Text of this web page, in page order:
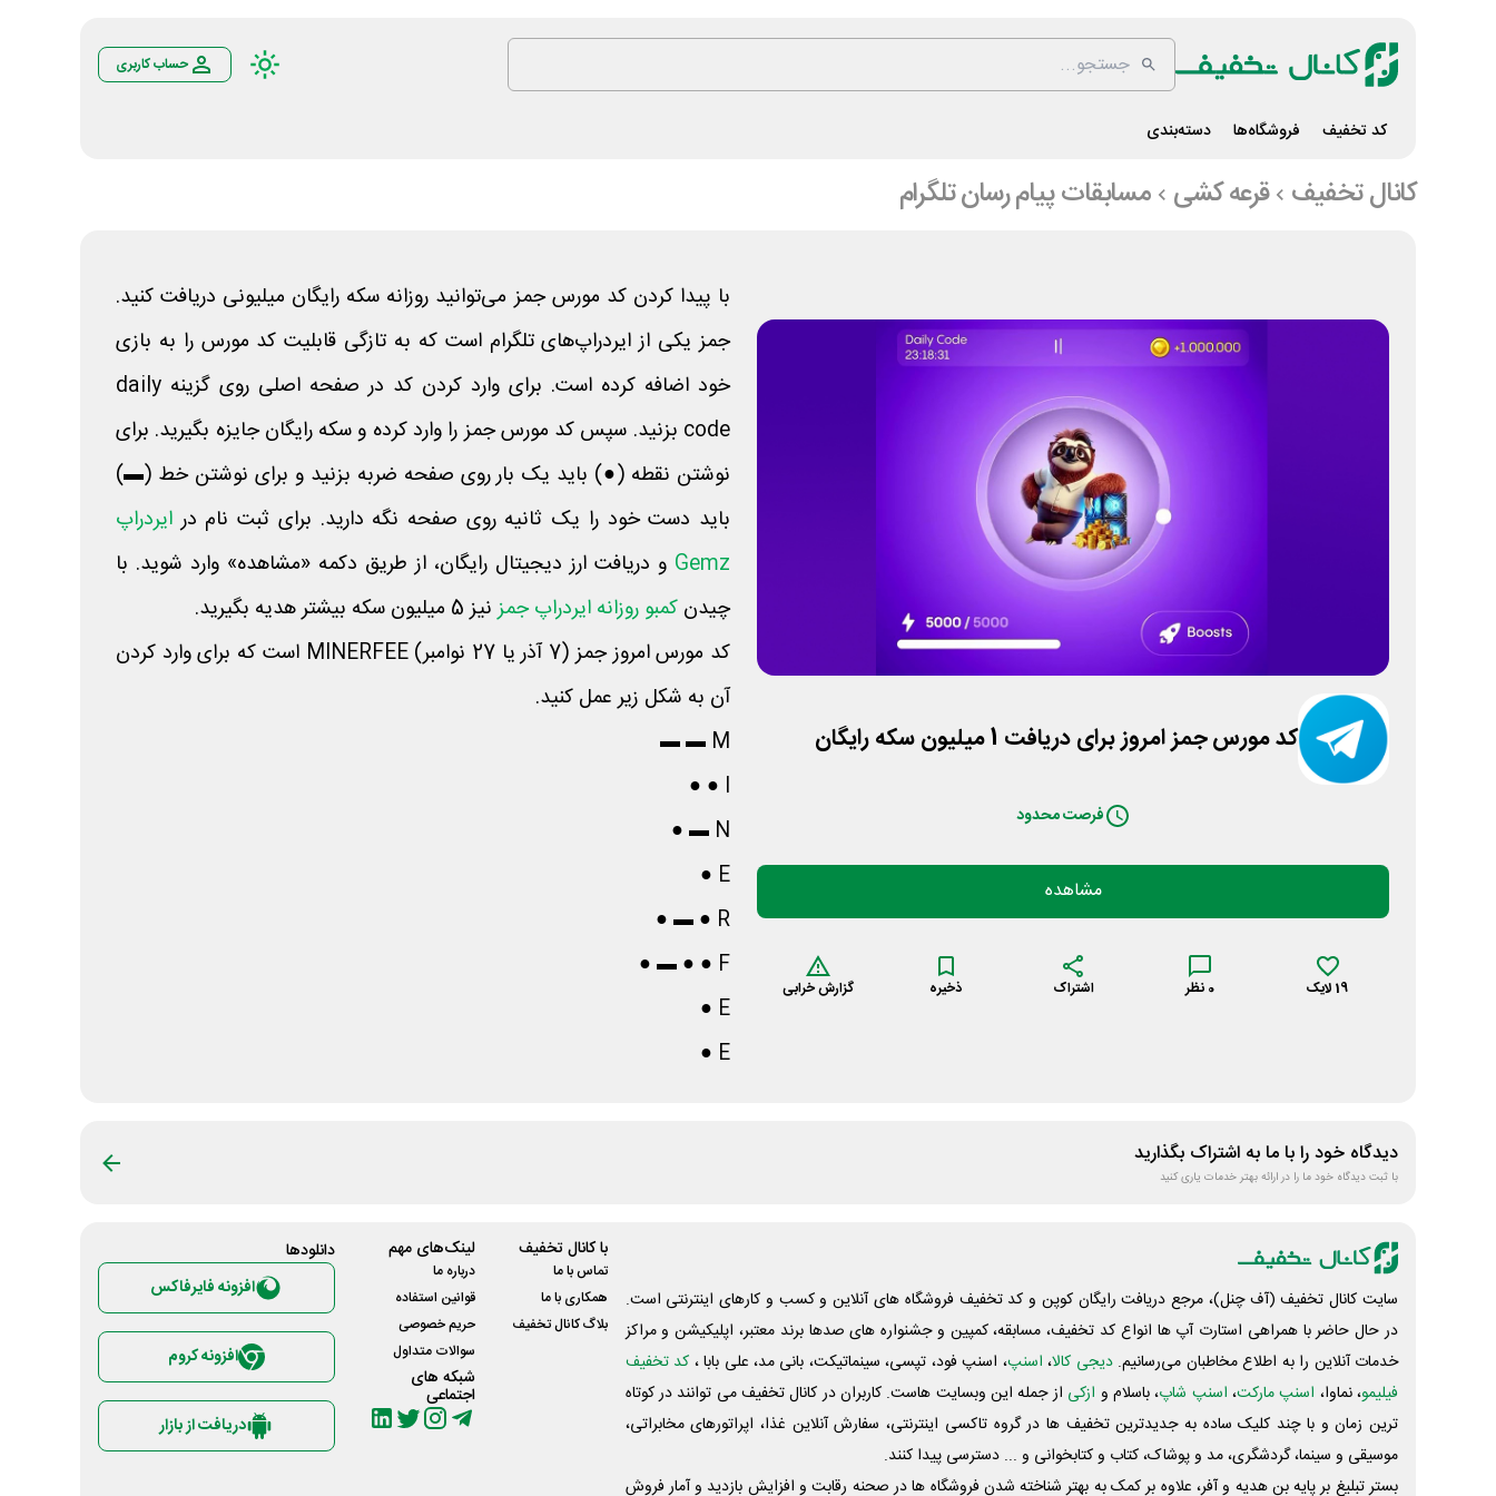
حساب کاربری
کد تخفیف فروشگاه‌ها دسته‌بندی
کانال تخفیف قرعه کشی مسابقات پیام رسان تلگرام
کد مورس جمز امروز برای دریافت 1 میلیون سکه رایگان
فرصت محدود
مشاهده
19لایک 0 نظر اشتراک ذخیره گزارش خرابی
با پیدا کردن کد مورس جمز می‌توانید روزانه سکه رایگان میلیونی دریافت کنید.
جمز یکی از ایردراپ‌های تلگرام است که به تازگی قابلیت کد مورس را به بازی
خود اضافه کرده است. برای وارد کردن کد در صفحه اصلی روی گزینه daily
code بزنید. سپس کد مورس جمز را وارد کرده و سکه رایگان جایزه بگیرید. برای
نوشتن نقطه (●) باید یک بار روی صفحه ضربه بزنید و برای نوشتن خط (▬)
باید دست خود را یک ثانیه روی صفحه نگه دارید. برای ثبت نام در ایردراپ
Gemz و دریافت ارز دیجیتال رایگان، از طریق دکمه «مشاهده» وارد شوید. با
چیدن کمبو روزانه ایردراپ جمزنیز 5 میلیون سکه بیشتر هدیه بگیرید.
کد مورس امروز جمز (7 آذر یا 27 نوامبر) MINERFEE است که برای وارد کردن
آن به شکل زیر عمل کنید.
M ▬ ▬
I ● ●
N ▬ ●
E ●
R ● ▬ ●
F ● ● ▬ ●
E ●
E ●
دیدگاه خود را با ما به اشتراک بگذارید
با ثبت دیدگاه خود ما را در ارائه بهتر خدمات یاری کنید
سایت کانال تخفیف (آف چنل)، مرجع دریافت رایگان کوپن و کد تخفیف فروشگاه های آنلاین و کسب و‌ کارهای اینترنتی است.
در حال حاضر با همراهی استارت آپ ها انواع کد تخفیف، مسابقه، کمپین و جشنواره های صدها برند معتبر، اپلیکیشن و مراکز
خدمات آنلاین را به اطلاع مخاطبان می‌رسانیم. دیجی کالا، اسنپ، اسنپ فود، تپسی، سینماتیکت، بانی مد، علی‌ بابا ، کد تخفیف
فیلیمو، نماوا، اسنپ مارکت، اسنپ شاپ، باسلام و ازکی از جمله این وبسایت ‌هاست. کاربران در کانال تخفیف می توانند در کوتاه
ترین زمان و با چند کلیک ساده به جدیدترین تخفیف ها در گروه تاکسی اینترنتی، سفارش آنلاین غذا، اپراتورهای مخابراتی،
موسیقی و سینما، گردشگری، مد و پوشاک، کتاب و کتابخوانی و ... دسترسی پیدا کنند.
بستر تبلیغ بر پایه بن هدیه و آفر، علاوه بر کمک به بهتر شناخته شدن فروشگاه ها در صحنه رقابت و افزایش بازدید و آمار فروش
با کانال تخفیف
تماس با ما
همکاری با ما
بلاگ کانال تخفیف
لینک‌های مهم
درباره ما
قوانین استفاده
حریم خصوصی
سوالات متداول
شبکه های
اجتماعی
دانلود‌ها
افزونه فایرفاکس
افزونه کروم
دریافت از بازار